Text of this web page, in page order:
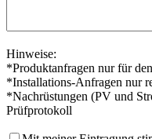
Hinweise:
*Produktanfragen nur für
*Installations-Anfragen nur
*Nachrüstungen (PV und
Prüfprotokoll